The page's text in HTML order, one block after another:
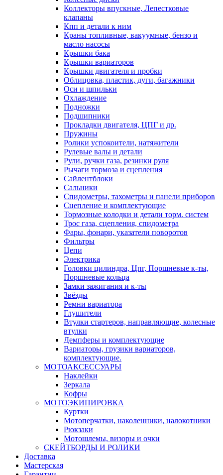
Коллекторы впускные, Лепестковые
клапаны
Кпп и детали к ним
Краны топливные, вакуумные, бензо и
масло насосы
Крышки бака
Крышки вариаторов
Крышки двигателя и пробки
Облицовка, пластик, дуги, багажники
Оси и шпильки
Охлаждение
Подножки
Подшипники
Прокладки двигателя, ЦПГ и др.
Пружины
Ролики успокоители, натяжители
Рулевые валы и детали
Рули, ручки газа, резинки руля
Рычаги тормоза и сцепления
Сайлентблоки
Сальники
Спидометры, тахометры и панели приборов
Сцепление и комплектующие
Тормозные колодки и детали торм. систем
Трос газа, сцепления, спидометра
Фары, фонари, указатели поворотов
Фильтры
Цепи
Электрика
Головки цилиндра, Цпг, Поршневые к-ты,
Поршневые кольца
Замки зажигания и к-ты
Звёзды
Ремни вариатора
Глушители
Втулки стартеров, направляющие, колесные
втулки
Демпферы и комплектующие
Вариаторы, грузики вариаторов,
комплектующие.
МОТОАКСЕССУАРЫ
Наклейки
Зеркала
Кофры
МОТОЭКИПИРОВКА
Куртки
Мотоперчатки, наколенники, налокотники
Рюкзаки
Мотошлемы, визоры и очки
СКЕЙТБОРДЫ И РОЛИКИ
Доставка
Мастерская